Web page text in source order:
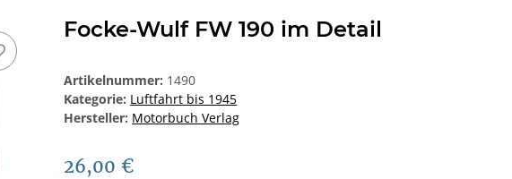
Focke-Wulf FW 190 im Detail
Artikelnummer: 1490
Kategorie: Luftfahrt bis 1945
Hersteller: Motorbuch Verlag
26,00 €